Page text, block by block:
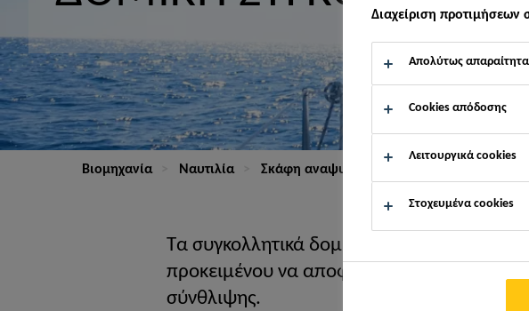
Βιομηχανία Ναυτιλία Σκάφη αναψυχής και ιστιοφόρα
Τα συγκολλητικά δομικών εφαρμογών της
προκειμένου να αποφευχθεί η
σύνθλιψης.
Διαχείριση προτιμήσεων
Απολύτως
Cookies απόδοσης
Λειτουργικά cookies
Στοχευμένα cookies